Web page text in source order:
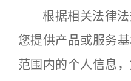
根据相关法律法
您提供产品或服务
范围内的个人信息